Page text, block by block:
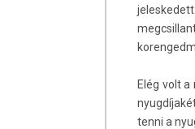
Elég volt
tenni a